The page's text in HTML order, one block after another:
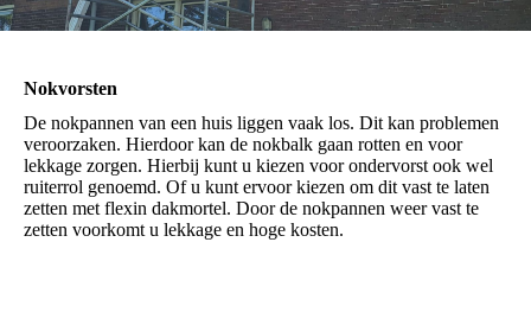
Nokvorsten
De nokpannen van een huis liggen vaak los. Dit kan problemen
veroorzaken. Hierdoor kan de nokbalk gaan rotten en voor
lekkage zorgen. Hierbij kunt u kiezen voor ondervorst ook wel
ruiterrol genoemd. Of u kunt ervoor kiezen om dit vast te laten
zetten met flexin dakmortel. Door de nokpannen weer vast te
zetten voorkomt u lekkage en hoge kosten.